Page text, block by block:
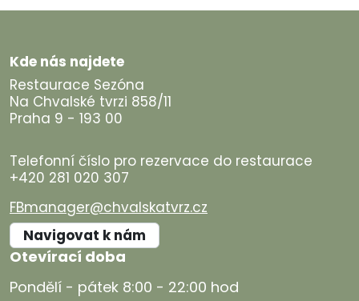
Kde nás najdete
Restaurace Sezóna
Na Chvalské tvrzi 858/11
Praha 9 - 193 00
Telefonní číslo pro rezervace do restaurace
+420 281 020 307
FBmanager@chvalskatvrz.cz
Navigovat k nám
Otevírací doba
Pondělí - pátek 8:00 - 22:00 hod